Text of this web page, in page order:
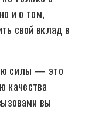
и о том,
свой вклад в
силы — это
качества
вы